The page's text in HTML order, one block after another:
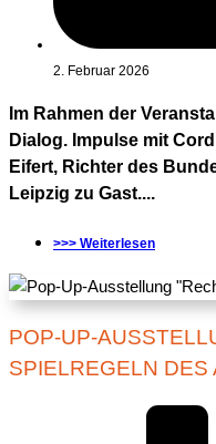
2. Februar 2026
Im Rahmen der
Dialog. Impulse mit
Eifert, Richter des
Leipzig zu Gast....
>>> Weiterlesen
POP-UP-
SPIELREGELN DES